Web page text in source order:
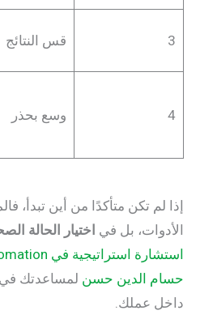
3 قس النتائج
4 وسع بحذر
إذا لم تكن متأكدًا من أين تبدأ،
الأدوات، بل في اختيار الحالة
حسام الدين حسن لمساعدتك
داخل عملك.